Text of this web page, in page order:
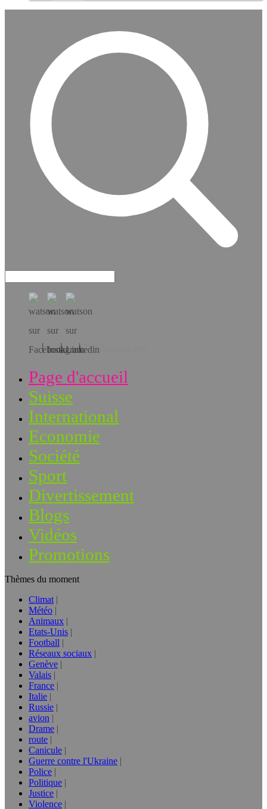
Téléchargez l’app!
Page d'accueil
Suisse
International
Economie
Société
Sport
Divertissement
Blogs
Vidéos
Promotions
Thèmes du moment
Climat
Météo
Animaux
Etats-Unis
Football
Réseaux sociaux
Genève
Valais
France
Italie
Russie
avion
Drame
route
Canicule
Guerre contre l'Ukraine
Police
Politique
Justice
Violence